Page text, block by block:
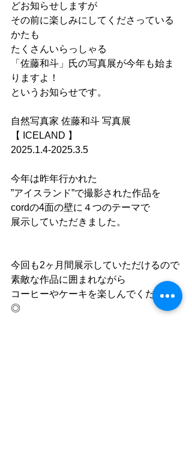
どお知らせしますが
その前に楽しみにしてくださっている
かたも
たくさんいらっしゃる
「佐藤和斗」氏の写真展が今年も始ま
りますよ！
というお知らせです。
自然写真家 佐藤和斗 写真展
【 ICELAND 】
2025.1.4-2025.3.5
今年は昨年行かれた
”アイスランド”で撮影された作品を
cordの4面の壁に４つのテーマで
展示していただきました。
今回も2ヶ月間展示していただけるので
素敵な作品に囲まれながら
コーヒーやケーキを楽しんでください
◎